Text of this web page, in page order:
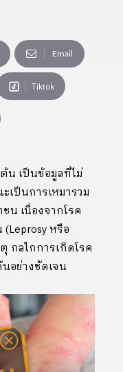
Email
Tiktok
น เป็นข้อมูลที่ไม่
ป็นการเหมารวม
น เนื่องจากโรค
(Leprosy หรือ
ตุ กลไกการเกิดโรค
อย่างชัดเจน